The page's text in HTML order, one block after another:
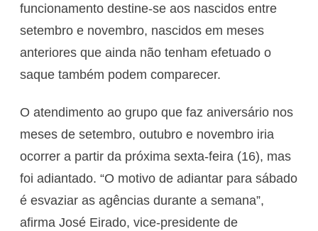
funcionamento destine-se aos nascidos entre
setembro e novembro, nascidos em meses
anteriores que ainda não tenham efetuado o
saque também podem comparecer.
O atendimento ao grupo que faz aniversário nos
meses de setembro, outubro e novembro iria
ocorrer a partir da próxima sexta-feira (16), mas
foi adiantado. “O motivo de adiantar para sábado
é esvaziar as agências durante a semana”,
afirma José Eirado, vice-presidente de